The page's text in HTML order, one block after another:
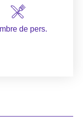
de pers.